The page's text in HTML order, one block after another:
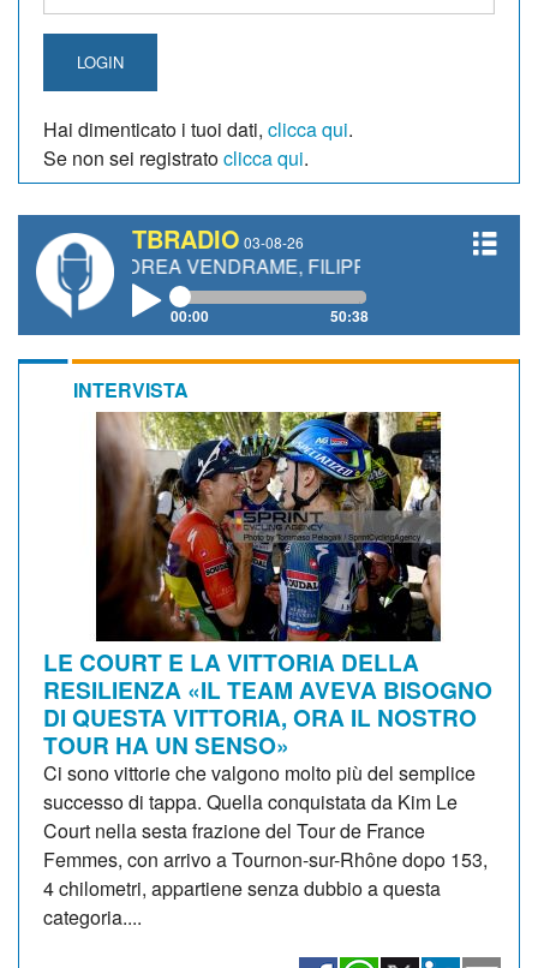
LOGIN
Hai dimenticato i tuoi dati, clicca qui.
Se non sei registratoclicca qui.
TBRADIO 03-08-26
VENDRAME, FILIPPO FIORELLI
00:00 50:38
INTERVISTA
LE COURT E LA VITTORIA DELLA
RESILIENZA «IL TEAM AVEVA BISOGNO
DI QUESTA VITTORIA, ORA IL NOSTRO
TOUR HA UN SENSO»
Ci sono vittorie che valgono molto più del semplice
successo di tappa. Quella conquistata da Kim Le
Court nella sesta frazione del Tour de France
Femmes, con arrivo a Tournon-sur-Rhône dopo 153,
4 chilometri, appartiene senza dubbio a questa
categoria....